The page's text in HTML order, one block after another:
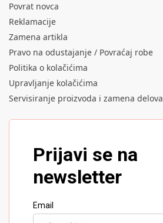
Povrat novca
Reklamacije
Zamena artikla
Pravo na odustajanje / Povraćaj robe
Politika o kolačićima
Upravljanje kolačićima
Servisiranje proizvoda i zamena delova